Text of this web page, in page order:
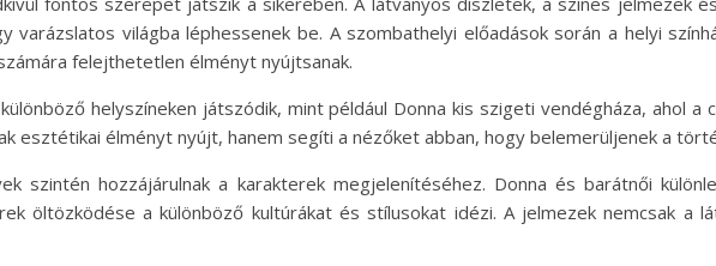
varázslatos világba léphessenek be. A szombathelyi előadások során a helyi
felejthetetlen élményt nyújtsanak.
helyszíneken játszódik, mint például Donna kis szigeti vendégháza, ahol a
esztétikai élményt nyújt, hanem segíti a nézőket abban, hogy belemerüljenek a
szintén hozzájárulnak a karakterek megjelenítéséhez. Donna és barátnői
öltözködése a különböző kultúrákat és stílusokat idézi. A jelmezek nemcsak a